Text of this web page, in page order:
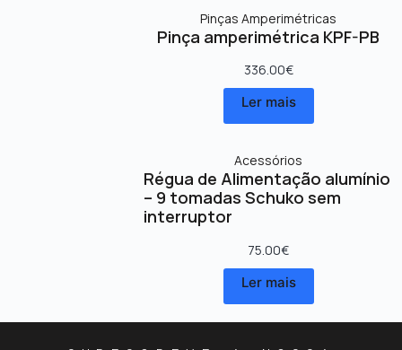
Pinças Amperimétricas
Pinça amperimétrica KPF-PB
336.00€
Ler mais
Acessórios
Régua de Alimentação alumínio
– 9 tomadas Schuko sem
interruptor
75.00€
Ler mais